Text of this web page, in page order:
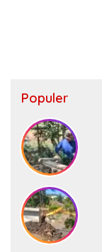
Populer